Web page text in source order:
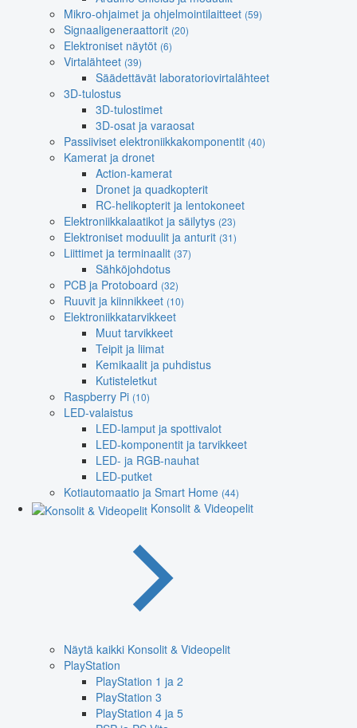
Mikro-ohjaimet ja ohjelmointilaitteet (59)
Signaaligeneraattorit (20)
Elektroniset näytöt (6)
Virtalähteet (39)
Säädettävät laboratoriovirtalähteet
3D-tulostus
3D-tulostimet
3D-osat ja varaosat
Passiiviset elektroniikkakomponentit (40)
Kamerat ja dronet
Action-kamerat
Dronet ja quadkopterit
RC-helikopterit ja lentokoneet
Elektroniikkalaatikot ja säilytys (23)
Elektroniset moduulit ja anturit (31)
Liittimet ja terminaalit (37)
Sähköjohdotus
PCB ja Protoboard (32)
Ruuvit ja kiinnikkeet (10)
Elektroniikkatarvikkeet
Muut tarvikkeet
Teipit ja liimat
Kemikaalit ja puhdistus
Kutisteletkut
Raspberry Pi (10)
LED-valaistus
LED-lamput ja spottivalot
LED-komponentit ja tarvikkeet
LED- ja RGB-nauhat
LED-putket
Kotiautomaatio ja Smart Home (44)
Konsolit & Videopelit
Näytä kaikki Konsolit & Videopelit
PlayStation
PlayStation 1 ja 2
PlayStation 3
PlayStation 4 ja 5